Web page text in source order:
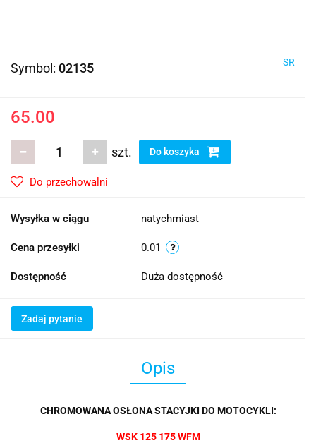
Symbol: 02135 SR
65.00
szt. Do koszyka
Do przechowalni
Wysyłka w ciągu natychmiast
Cena przesyłki 0.01
Dostępność Duża dostępność
Zadaj pytanie
Opis
CHROMOWANA OSŁONA STACYJKI DO MOTOCYKLI:
WSK 125 175 WFM